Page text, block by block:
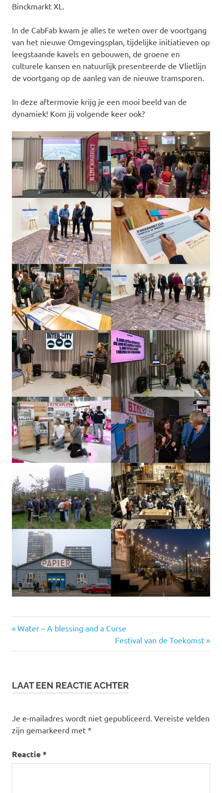
Binckmarkt XL.
In de CabFab kwam je alles te weten over de voortgang
van het nieuwe Omgevingsplan, tijdelijke initiatieven op
leegstaande kavels en gebouwen, de groene en
culturele kansen en natuurlijk presenteerde de Vlietlijn
de voortgang op de aanleg van de nieuwe tramsporen.
In deze aftermovie krijg je een mooi beeld van de
dynamiek! Kom jij volgende keer ook?
Bericht
navigatie
Vorige
Water – A blessing and a Curse
Volgende
bericht:
Festival van de Toekomst
LAAT EEN REACTIE ACHTER
Je e-mailadres wordt niet gepubliceerd. Vereiste velden
zijn gemarkeerd met *
Reactie*